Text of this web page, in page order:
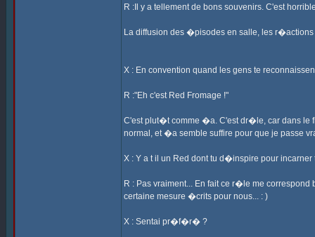
R :Il y a tellement de bons souvenirs. C'est
La diffusion des �pisodes en salle, les
X : En convention quand les gens te
R :"Eh c'est Red Fromage !"
C'est plut�t comme �a. C'est dr�le, car dans le
normal, et �a semble suffire pour que je passe
X : Y a t il un Red dont tu d�inspire pour incarner
R : Pas vraiment... En fait ce r�le me
certaine mesure �crits pour nous... : )
X : Sentai pr�f�r� ?